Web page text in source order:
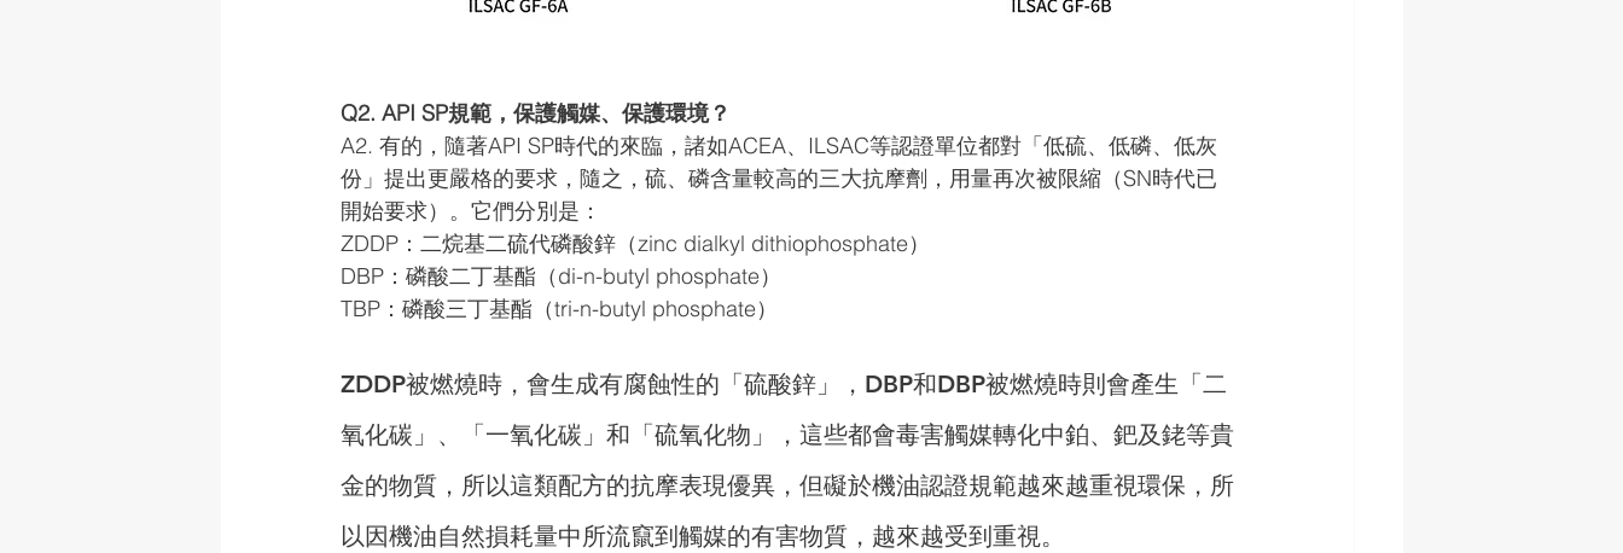
Q2. API SP規範，保護觸媒、保護環境？
A2. 有的，隨著API SP時代的來臨，諸如ACEA、ILSAC等認證單位都對「低硫、低磷、低灰
份」提出更嚴格的要求，隨之，硫、磷含量較高的三大抗摩劑，用量再次被限縮（SN時代已
開始要求）。它們分別是：
ZDDP：二烷基二硫代磷酸鋅（zinc dialkyl dithiophosphate）
DBP：磷酸二丁基酯（di-n-butyl phosphate）
TBP：磷酸三丁基酯（tri-n-butyl phosphate）
ZDDP被燃燒時，會生成有腐蝕性的「硫酸鋅」，DBP和DBP被燃燒時則會產生「二
氧化碳」、「一氧化碳」和「硫氧化物」，這些都會毒害觸媒轉化中鉑、鈀及銠等貴
金的物質，所以這類配方的抗摩表現優異，但礙於機油認證規範越來越重視環保，所
以因機油自然損耗量中所流竄到觸媒的有害物質，越來越受到重視。